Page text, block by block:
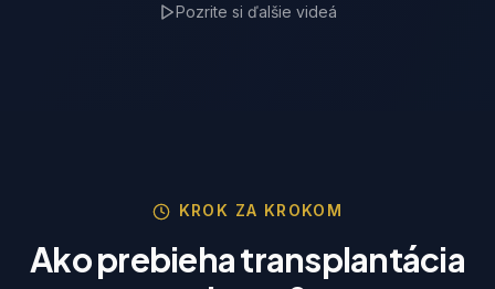
TrichoLab Partner🇵🇱
Pozrite si ďalšie videá
KROK ZA KROKOM
Ako prebieha transplantácia